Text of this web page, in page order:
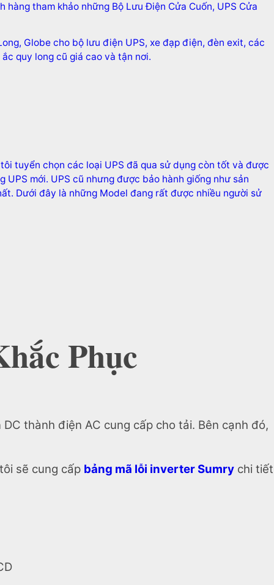
tham khảo những Bộ Lưu Điện Cửa Cuốn, UPS Cửa
Globe cho bộ lưu điện UPS, xe đạp điện, đèn exit, các
quy long cũ giá cao và tận nơi.
tuyển chọn các loại UPS đã qua sử dụng còn tốt và được
mới. UPS cũ nhưng được bảo hành giống như sản
Dưới đây là những Model đang rất được nhiều người sử
Phục
thành điện AC cung cấp cho tải. Bên cạnh đó,
sẽ cung cấp bảng mã lỗi inverter Sumry chi tiết